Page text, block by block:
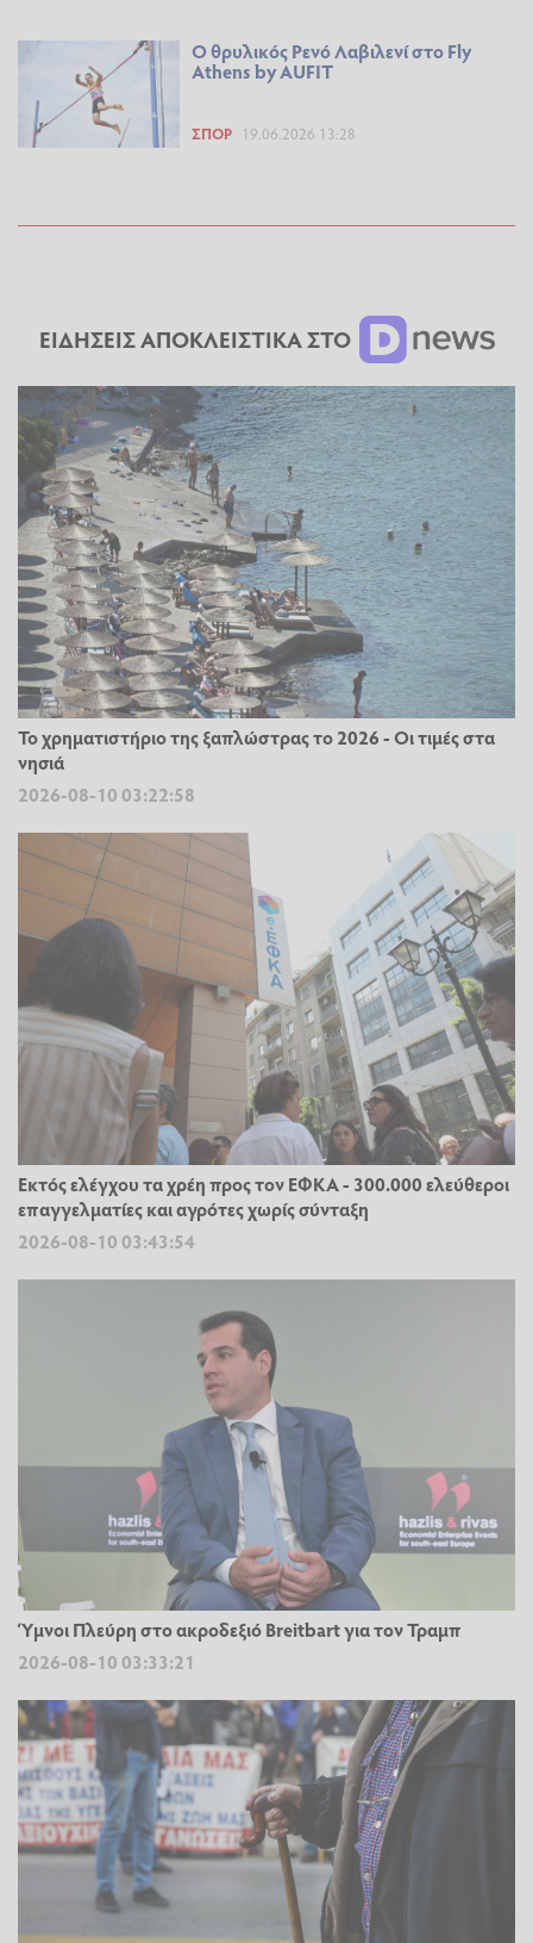
Ο θρυλικός Ρενό Λαβιλενί στο Fly
Athens by AUFIT
ΣΠΟΡ 19.06.2026 13:28
ΕΙΔΗΣΕΙΣ ΑΠΟΚΛΕΙΣΤΙΚΑ ΣΤΟ
Το χρηματιστήριο της ξαπλώστρας το 2026 - Οι τιμές στα
νησιά
2026-08-10 03:22:58
Εκτός ελέγχου τα χρέη προς τον ΕΦΚΑ - 300.000 ελεύθεροι
επαγγελματίες και αγρότες χωρίς σύνταξη
2026-08-10 03:43:54
Ύμνοι Πλεύρη στο ακροδεξιό Breitbart για τον Τραμπ
2026-08-10 03:33:21